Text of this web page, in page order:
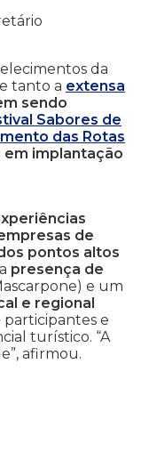
da
tanto a extensa
sendo
Sabores de
das Rotas
implantação
de
pontos altos
presença de
e um
e regional
participantes e
turístico. “A
afirmou.